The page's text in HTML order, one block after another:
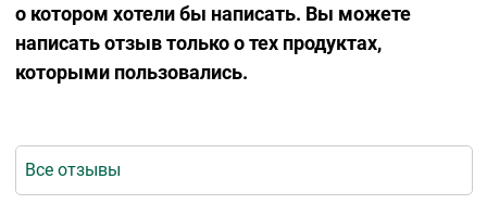
о котором хотели бы написать. Вы можете
написать отзыв только о тех продуктах,
которыми пользовались.
Все отзывы